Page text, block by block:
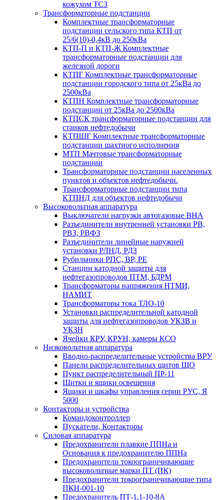
кожухом ТСЗ
Трансформаторные подстанции
Комплектные трансформаторные
подстанции сельского типа КТП от
25/6(10)-0,4кВ до 250кВа
КТП-П и КТП-Ж Комплектные
трансформаторные подстанции для
железной дороги
КТПГ Комплектные трансформаторные
подстанции городского типа от 25кВа до
2500кВа
КТПН Комплектные трансформаторные
подстанции от 25кВа до 2500кВа
КТПСК трансформаторные подстанции для
станков нефтедобычи
КТПШГ Комплектные трансформаторные
подстанции шахтного исполнения
МТП Мачтовые трансформаторные
подстанции
Трансформаторные подстанции населенных
пунктов и объектов нефтедобычи.
Трансформаторные подстанции типа
КТПНД для объектов нефтедобычи
Высоковольтная аппаратура
Выключатели нагрузки автогазовые ВНА
Разъединители внутренней установки РВ,
РВЗ, РВФЗ
Разъединители линейные наружней
установки РЛНД, РДЗ
Рубильники РПС, ВР, РЕ
Станции катодной защиты для
нефтегазопроводов ПТМ, БДРМ
Трансформаторы напряжения НТМИ,
НАМИТ
Трансформаторы тока ТЛО-10
Установки распределительной катодной
защиты для нефтегазопроводов УКЗВ и
УКЗН
Ячейки КРУ, КРУН, камеры КСО
Низковольтная аппаратура
Вводно-распределительные устройства ВРУ
Панели распределительных щитов ЩО
Пункт распределительный ПР-11
Щитки и ящики освещения
Ящики и шкафы управления серии РУС, Я
5000
Контакторы и устройства
Командоконтроллер
Пускатели, Контакторы
Силовая аппаратура
Предохранители плавкие ППНа и
Основания к предохранителю ППНа
Предохранители токоограничивающие
высоковольтные марки ПТ (ПК)
Предохранители токоограничивающие типа
ПКН-001-10
Предохранитель ПТ-1,1-10-8А